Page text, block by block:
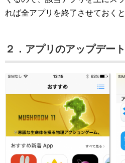
れば全アプリを終了させておくと
２．アプリのアップデー